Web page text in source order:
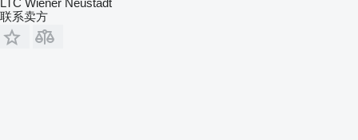
LTC Wiener Neustadt
联系卖方